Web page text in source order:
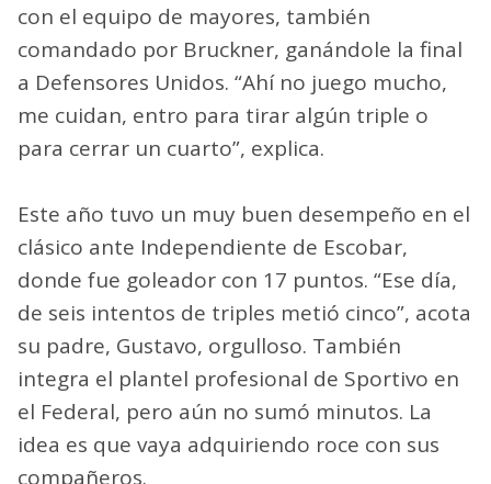
con el equipo de mayores, también
comandado por Bruckner, ganándole la final
a Defensores Unidos. “Ahí no juego mucho,
me cuidan, entro para tirar algún triple o
para cerrar un cuarto”, explica.
Este año tuvo un muy buen desempeño en el
clásico ante Independiente de Escobar,
donde fue goleador con 17 puntos. “Ese día,
de seis intentos de triples metió cinco”, acota
su padre, Gustavo, orgulloso. También
integra el plantel profesional de Sportivo en
el Federal, pero aún no sumó minutos. La
idea es que vaya adquiriendo roce con sus
compañeros.